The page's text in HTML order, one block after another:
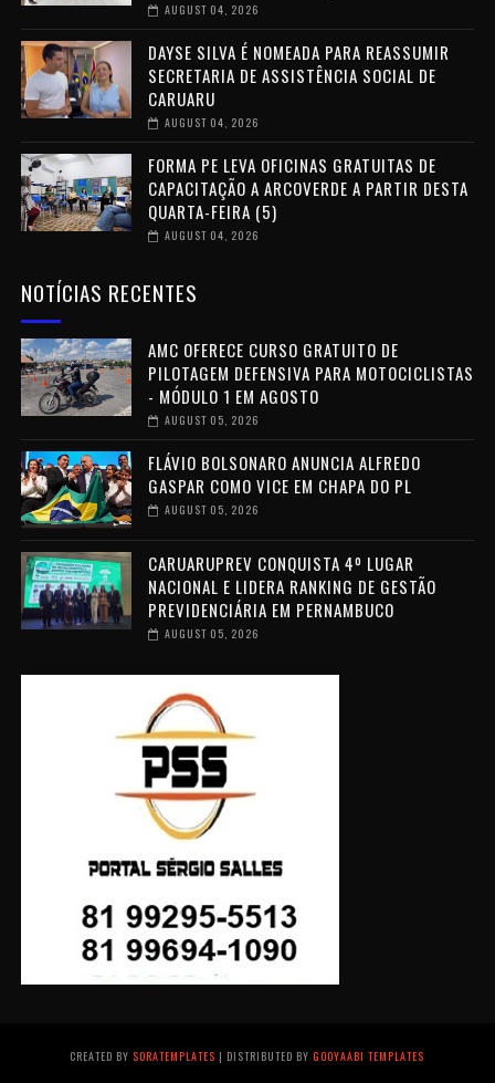
AUGUST 04, 2026
DAYSE SILVA É NOMEADA PARA REASSUMIR
SECRETARIA DE ASSISTÊNCIA SOCIAL DE
CARUARU
AUGUST 04, 2026
FORMA PE LEVA OFICINAS GRATUITAS DE
CAPACITAÇÃO A ARCOVERDE A PARTIR DESTA
QUARTA-FEIRA (5)
AUGUST 04, 2026
NOTÍCIAS RECENTES
AMC OFERECE CURSO GRATUITO DE
PILOTAGEM DEFENSIVA PARA MOTOCICLISTAS
- MÓDULO 1 EM AGOSTO
AUGUST 05, 2026
FLÁVIO BOLSONARO ANUNCIA ALFREDO
GASPAR COMO VICE EM CHAPA DO PL
AUGUST 05, 2026
CARUARUPREV CONQUISTA 4º LUGAR
NACIONAL E LIDERA RANKING DE GESTÃO
PREVIDENCIÁRIA EM PERNAMBUCO
AUGUST 05, 2026
CREATED BY SORATEMPLATES | DISTRIBUTED BYGOOYAABI TEMPLATES